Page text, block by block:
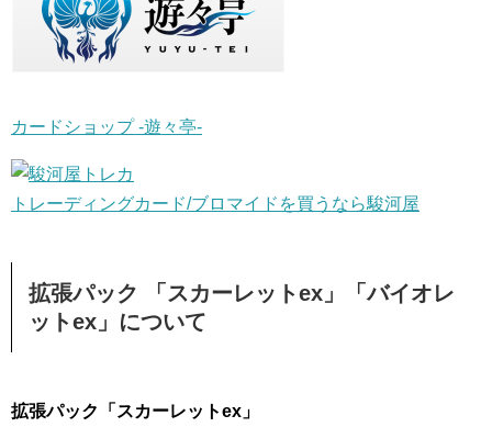
カードショップ -遊々亭-
トレーディングカード/ブロマイドを買うなら駿河屋
拡張パック 「スカーレットex」「バイオレ
ットex」について
拡張パック「スカーレットex」